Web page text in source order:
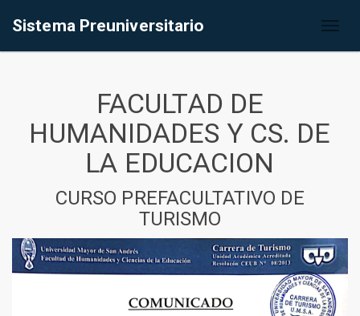
Sistema Preuniversitario
FACULTAD DE
HUMANIDADES Y CS. DE
LA EDUCACION
CURSO PREFACULTATIVO DE
TURISMO